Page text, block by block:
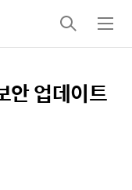
검
색
메
뉴
안 업데이트